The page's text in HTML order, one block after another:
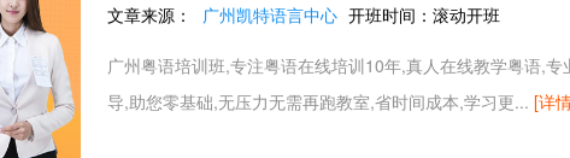
文章来源： 广州凯特语言中心 开班时间： 滚动开班
广州粤语培训班,专注粤语在线培训10年,真人在线教学粤语,
导,助您零基础,无压力无需再跑教室,省时间成本,学习更... [详